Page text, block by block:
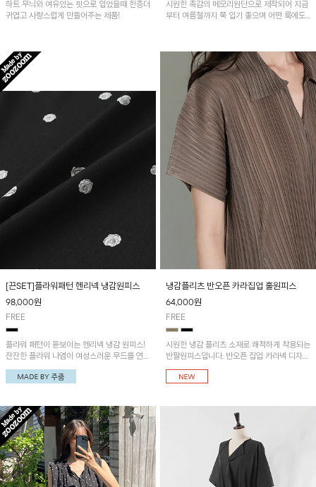
하트 무늬와 여유있는 핏으로 입었을때 한층더
귀엽고 사랑스럽게 만들어주는 제품!
시원한 촉감의 메모리원단으로 제작되어 지금
부터 여름철까지 쭉 입기 좋으며 어떤 룩에도
[끈SET]플라워패턴 헨리넥 냉감원피스
98,000원
FREE
플라워 패턴이 돋보이는 헨리넥 냉감 원피스!
잔잔한 플라워 나염이 여성스러운 무드를 연출
해 주며, 허리끈으로 핏 조절이 가능해 슬림한
실루엣부터 내추럴한 핏까지 다양하게 연출할
냉감플리츠 반오픈 카라집업 훌원피스
64,000원
FREE
시원한 냉감 플리츠 소재로 쾌적하게 착용되는
반팔원피스입니다. 반오픈 집업 카라넥 디자인
이 깔끔한 포인트를 더해주며, 자연스럽게 퍼
지는 훌 실루엣이 여성스러운 분위기를 연출해